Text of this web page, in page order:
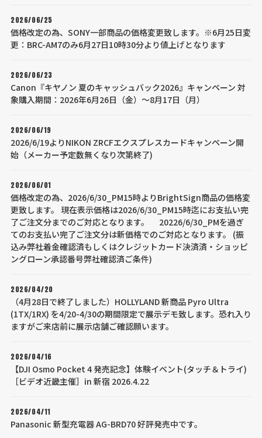
2026/06/25
価格改定の為、SONY一部商品の価格変更致します。※6月25日変
更：BRC-AM7のみ6月27日10時30分より値上げとなります
2026/06/23
Canon『キヤノン 夏のキャッシュバック2026』キャンペーン 対
象購入期間：2026年6月26日（金）～8月17日（月）
2026/06/19
2026/6/19よりNIKON ZRCFエクスプレスカードキャンペーン開
始（メーカー予定数無くなり次第終了)
2026/06/01
価格改定の為、2026/6/30_PM15時よりBrightSign商品の価格変
更致します。 現在表示価格は2026/6/30_PM15時迄にお支払い完
了ご注文分までのご対応となります。 20226/6/30_PMを過ぎ
てのお支払い完了ご注文分は新価格でのご対応となります。 (振
込み弊社着金確認済もしくはクレジットカード決済済・ショッピ
ングローン承認番号弊社確認済ご条件)
2026/04/20
（4月28日で終了しました）HOLLYLAND 新商品 Pyro Ultra
(1TX/1RX) を4/20-4/30の期間限定で展示デモ致します。恐れ入り
ますがご来店前に展示店舗ご確認願います。
2026/04/16
【DJI Osmo Pocket 4 発売記念】体験イベント(タッチ＆トライ)
［ビデオ近畿主催］in 新宿 2026.4.22
2026/04/11
Panasonic 新型充電器 AG-BRD70 好評発売中です。